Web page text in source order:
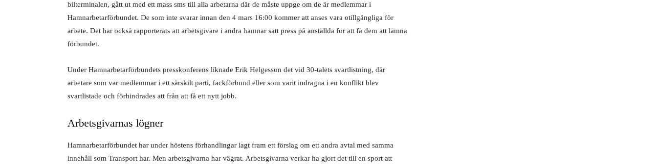
bilterminalen, gått ut med ett mass sms till alla arbetarna där de måste uppge om de är medlemmar i
Hamnarbetarförbundet. De som inte svarar innan den 4 mars 16:00 kommer att anses vara otillgängliga för
arbete. Det har också rapporterats att arbetsgivare i andra hamnar satt press på anställda för att få dem att lämna
förbundet.
Under Hamnarbetarförbundets presskonferens liknade Erik Helgesson det vid 30-talets svartlistning, där
arbetare som var medlemmar i ett särskilt parti, fackförbund eller som varit indragna i en konflikt blev
svartlistade och förhindrades att från att få ett nytt jobb.
Arbetsgivarnas lögner
Hamnarbetarförbundet har under höstens förhandlingar lagt fram ett förslag om ett andra avtal med samma
innehåll som Transport har. Men arbetsgivarna har vägrat. Arbetsgivarna verkar ha gjort det till en sport att